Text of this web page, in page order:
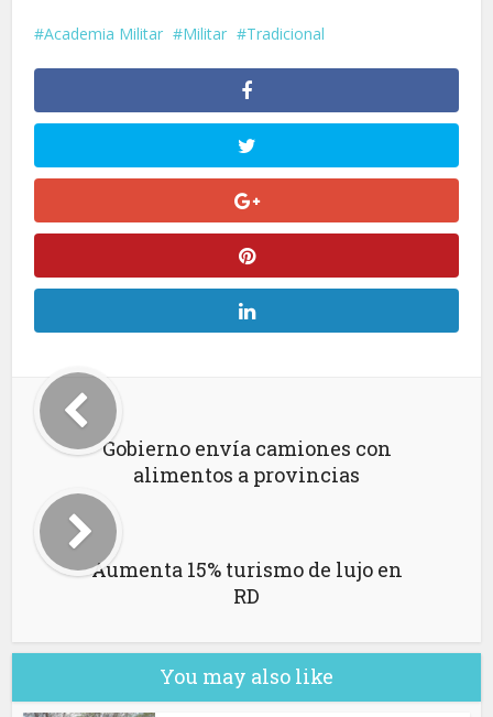
Academia Militar Militar Tradicional
Gobierno envía camiones con
alimentos a provincias
Aumenta 15% turismo de lujo en
RD
You may also like